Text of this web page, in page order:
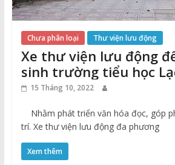
Chưa phân loại Thư viện lưu động
Xe thư viện lưu động
sinh trường tiểu học
15 Tháng 10, 2022
Nhằm phát triển văn hóa đọc, góp
trí. Xe thư viện lưu động đa phương
Xem thêm